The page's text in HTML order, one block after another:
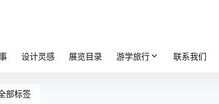
设计灵感 展览目录 游学旅行 联系我们
部标签